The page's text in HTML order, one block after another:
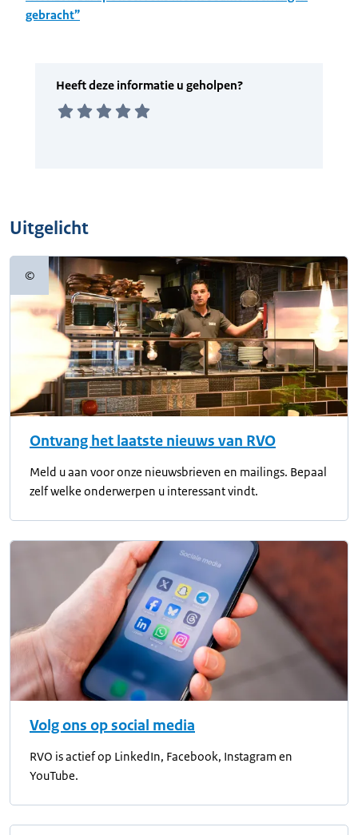
gebracht”
Uitgelicht
©Copyrightinformatie
Ontvang het laatste nieuws van RVO
Meld u aan voor onze nieuwsbrieven en mailings. Bepaal
zelf welke onderwerpen u interessant vindt.
Volg ons op social media
RVO is actief op LinkedIn, Facebook, Instagram en
YouTube.